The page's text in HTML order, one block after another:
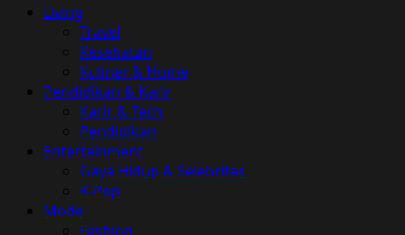
Living
Travel
Kesehatan
Kuliner & Home
Pendidikan & Karir
Karir & Tech
Pendidikan
Entertainment
Gaya Hidup & Selebritas
K-Pop
Mode
Fashion